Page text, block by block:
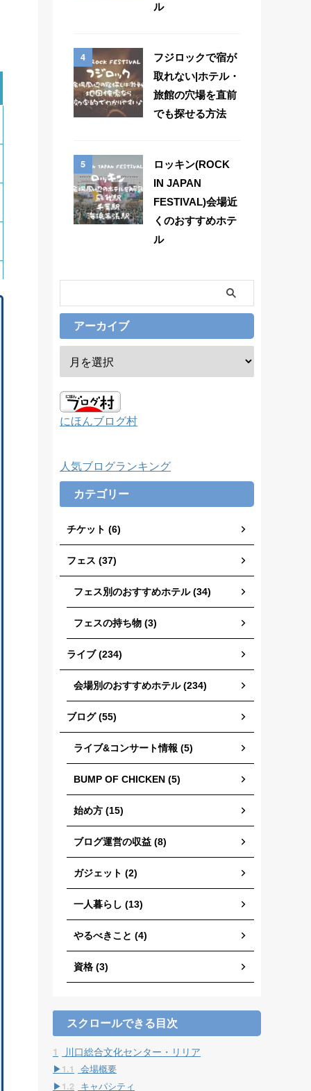
ル
4
フジロックで宿が
取れない|ホテル・
旅館の穴場を直前
でも探せる方法
5
ロッキン(ROCK
IN JAPAN
FESTIVAL)会場近
くのおすすめホテ
ル
アーカイブ
にほんブログ村
人気ブログランキング
カテゴリー
チケット (6)
フェス (37)
フェス別のおすすめホテル (34)
フェスの持ち物 (3)
ライブ (234)
会場別のおすすめホテル (234)
ブログ (55)
ライブ&コンサート情報 (5)
BUMP OF CHICKEN (5)
始め方 (15)
ブログ運営の収益 (8)
ガジェット (2)
一人暮らし (13)
やるべきこと (4)
資格 (3)
スクロールできる目次
1 川口総合文化センター・リリア
1.1
会場概要
1.2
キャパシティ